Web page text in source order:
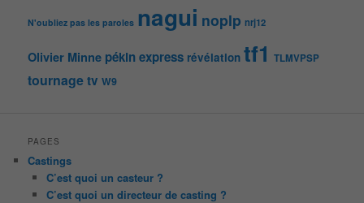
N'oubliez pas les paroles nagui noplp nrj12
Olivier Minne pékin express révélation tf1 TLMVPSP
tournagetv W9
PAGES
Castings
C’est quoi un casteur ?
C’est quoi un directeur de casting ?